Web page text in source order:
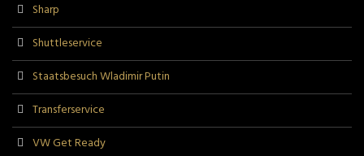
Sharp
Shuttleservice
Staatsbesuch Wladimir Putin
Transferservice
VW Get Ready